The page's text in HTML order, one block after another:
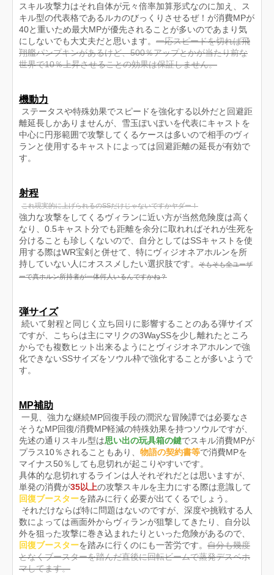
スキル攻撃力はそれ自体が元々倍率加算形式なのに加え、ス
キル型の代表格であるルカのびっくりさせるぜ！が消費MPが
40と重いため最大MPが優先されることが多いのであまり気
にしないでも大丈夫だと思います。 一応スピードを切れば飛
翔艦パンプキンがあるけど、500％アップとかが当たり前な
世界で10％上昇させることの効果は保証しません。
機動力
ステータスや特殊効果でスピードを強化する以外だと回避距
離延長しかありませんが、雪玉ぽいぽいを代表にキャストを
中心に円形範囲で攻撃してくるケースは多いので相手のヴィ
ランと使用するキャストによっては回避距離の延長が有効で
す。
射程
これ現実的に上げられるのSSだけじゃないですかヤダー！
強力な攻撃をしてくるヴィランに近い方が当然危険度は高く
なり、0.5キャスト分でも距離を余分に取れればそれが生死を
分けることも珍しくないので、自分としてはSSキャストを使
用する際はWR宝剣と併せて、特にヴィジオネアホルンを所
持していない人にオススメしたい選択肢です。
そもそも全ユーザ
ーで真ホルン所持者が一体何人いるんですかね？
弾サイズ
続いて射程と同じく立ち回りに影響することのある弾サイズ
ですが、こちらは主にマリクの3WaySSを少し離れたところ
からでも複数ヒット出来るようにとヴィジオネアホルンで強
化できないSSサイズをソウル枠で強化することが多いようで
す。
MP補助
一見、強力な継続MP回復手段の潤沢な冒険譚では必要なさ
そうなMP回復/消費MP軽減の特殊効果を持つソウルですが、
先述の通りスキル型は思い出の玩具箱の鍵でスキル消費MPが
プラス10％されることもあり、 物語の契約書等で消費MPを
マイナス50％しても息切れが起こりやすいです。
具体的な息切れするラインは人それぞれだとは思いますが、
単発の消費が35以上の攻撃スキルを主力にする際は意識して
回復ブースターを踏みに行く必要が出てくるでしょう。
それだけならば特に問題はないのですが、深度や挑戦する人
数によっては画面外からヴィランが狙撃してきたり、自分以
外を狙った攻撃に巻き込まれたりといった危険があるので、
回復ブースターを踏みに行くのにも一苦労です。 自分も幾度
となくブースターを踏んだ直後に回転ビームで蒸発デスベホ
マしてます。